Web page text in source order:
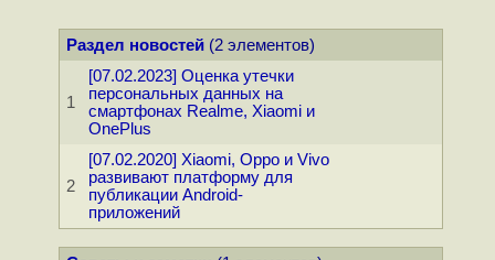
Раздел новостей(2 элементов)
1
[07.02.2023] Оценка утечки
персональных данных на
смартфонах Realme, Xiaomi и
OnePlus
2
[07.02.2020] Xiaomi, Oppo и Vivo
развивают платформу для
публикации Android-
приложений